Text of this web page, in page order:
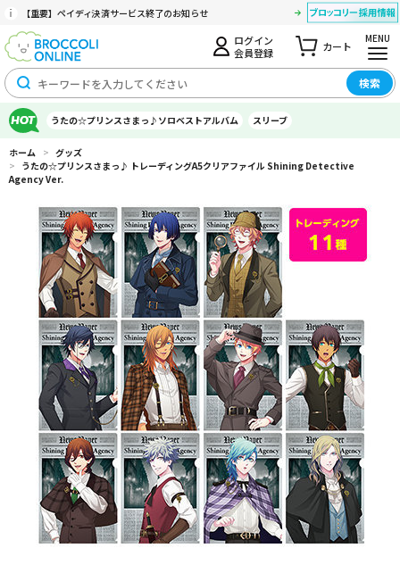
【重要】ペイディ決済サービス終了のお知らせ
ログイン
会員登録
カート
MENU
検索
うたの☆プリンスさまっ♪ソロベストアルバム スリーブ
ホーム > グッズ
> うたの☆プリンスさまっ♪ トレーディングA5クリアファイル Shining Detective
Agency Ver.